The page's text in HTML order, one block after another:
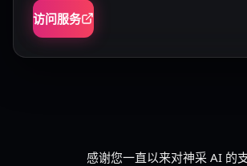
访问服务
感谢您一直以来对神采 AI 的支